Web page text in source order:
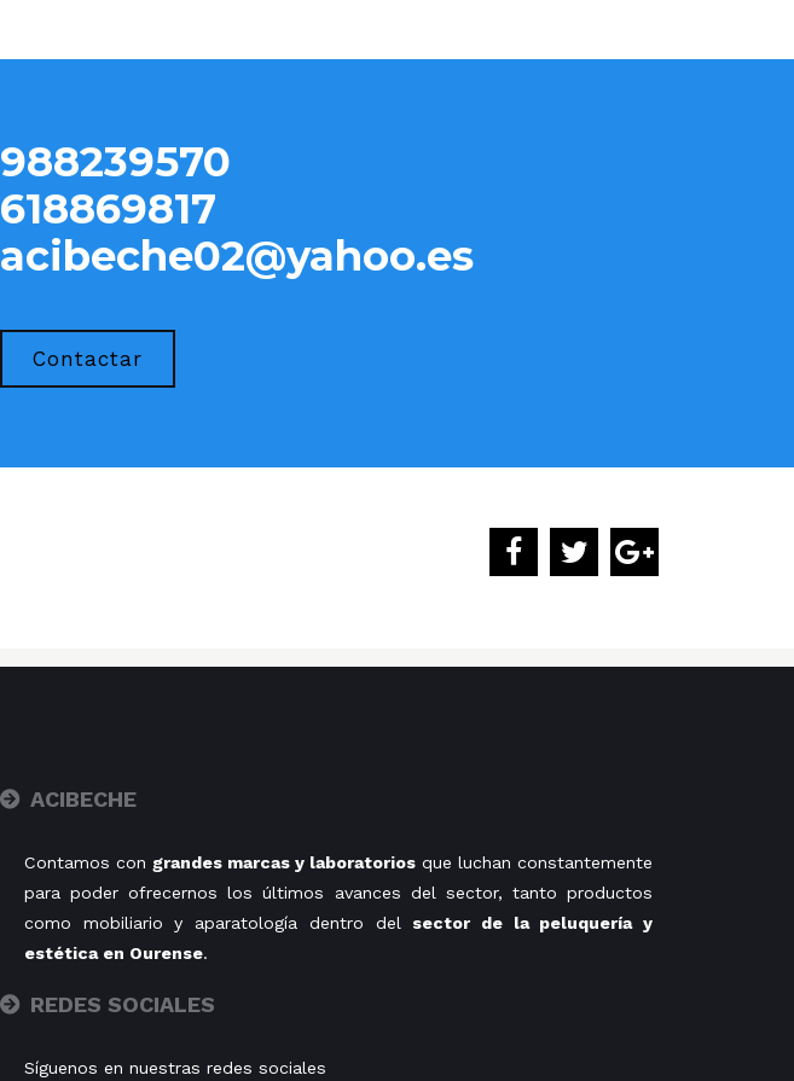
988239570
618869817
acibeche02@yahoo.es
Contactar
ACIBECHE
Contamos con grandes marcas y laboratorios que luchan constantemente
para poder ofrecernos los últimos avances del sector, tanto productos
como mobiliario y aparatología dentro del sector de la peluquería y
estética en Ourense.
REDES SOCIALES
Síguenos en nuestras redes sociales